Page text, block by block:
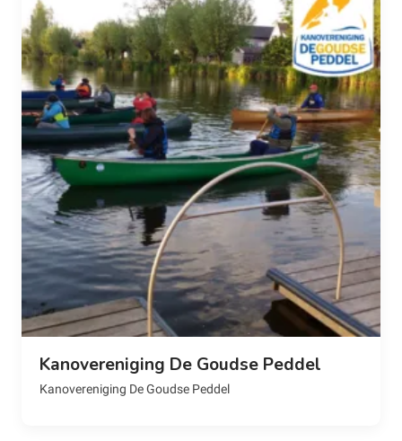
Kanovereniging De Goudse Peddel
Kanovereniging De Goudse Peddel